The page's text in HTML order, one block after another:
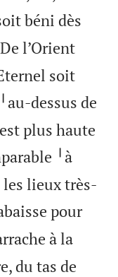
béni dès
De l’Orient
soit
dessus de
plus haute
╵à
les lieux très-
pour
à la
du tas de